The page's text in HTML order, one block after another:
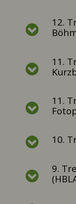
12.
11.
11.
10.
9.